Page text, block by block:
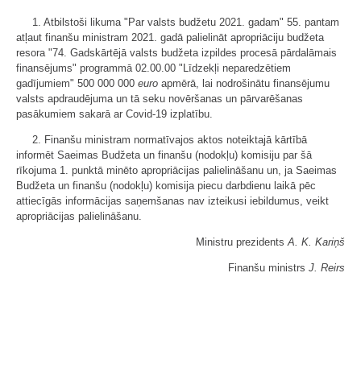
1. Atbilstoši likuma "Par valsts budžetu 2021. gadam" 55. pantam
atļaut finanšu ministram 2021. gadā palielināt apropriāciju budžeta
resora "74. Gadskārtējā valsts budžeta izpildes procesā pārdalāmais
finansējums" programmā 02.00.00 "Līdzekļi neparedzētiem
gadījumiem" 500 000 000 euro apmērā, lai nodrošinātu finansējumu
valsts apdraudējuma un tā seku novēršanas un pārvarēšanas
pasākumiem sakarā ar Covid-19 izplatību.
2. Finanšu ministram normatīvajos aktos noteiktajā kārtībā
informēt Saeimas Budžeta un finanšu (nodokļu) komisiju par šā
rīkojuma 1. punktā minēto apropriācijas palielināšanu un, ja Saeimas
Budžeta un finanšu (nodokļu) komisija piecu darbdienu laikā pēc
attiecīgās informācijas saņemšanas nav izteikusi iebildumus, veikt
apropriācijas palielināšanu.
Ministru prezidentsA. K. Kariņš
Finanšu ministrs J. Reirs